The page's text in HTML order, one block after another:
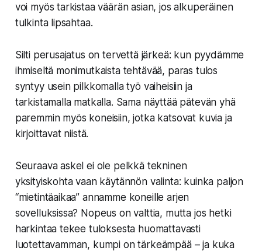
voi myös tarkistaa väärän asian, jos alkuperäinen
tulkinta lipsahtaa.
Silti perusajatus on tervettä järkeä: kun pyydämme
ihmiseltä monimutkaista tehtävää, paras tulos
syntyy usein pilkkomalla työ vaiheisiin ja
tarkistamalla matkalla. Sama näyttää pätevän yhä
paremmin myös koneisiin, jotka katsovat kuvia ja
kirjoittavat niistä.
Seuraava askel ei ole pelkkä tekninen
yksityiskohta vaan käytännön valinta: kuinka paljon
“mietintäaikaa” annamme koneille arjen
sovelluksissa? Nopeus on valttia, mutta jos hetki
harkintaa tekee tuloksesta huomattavasti
luotettavamman, kumpi on tärkeämpää – ja kuka